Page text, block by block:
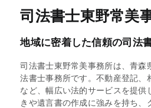
司法書士東野常美
地域に密着した信頼の司法
司法書士東野常美事務所は、青森
法書士事務所です。不動産登記、
など、幅広い法的サービスを提供
きや遺言書の作成に強みを持ち、